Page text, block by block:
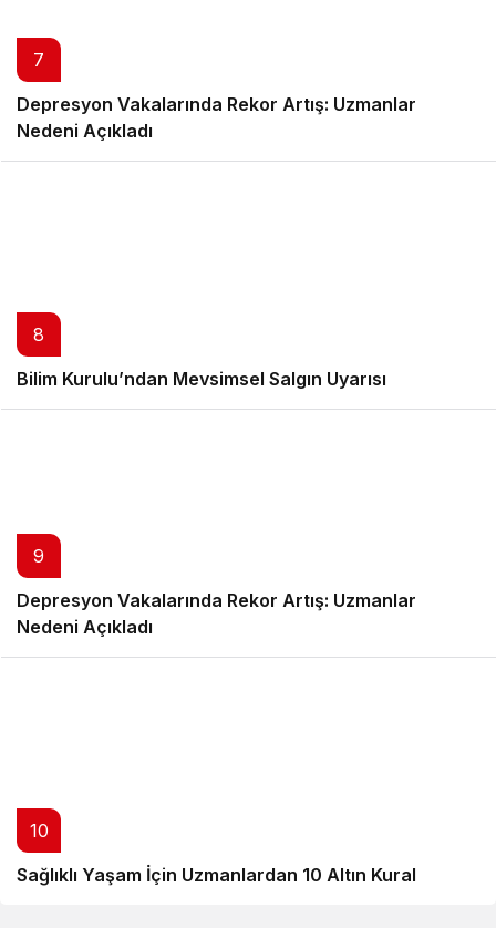
7
Depresyon Vakalarında Rekor Artış: Uzmanlar
Nedeni Açıkladı
8
Bilim Kurulu’ndan Mevsimsel Salgın Uyarısı
9
Depresyon Vakalarında Rekor Artış: Uzmanlar
Nedeni Açıkladı
10
Sağlıklı Yaşam İçin Uzmanlardan 10 Altın Kural